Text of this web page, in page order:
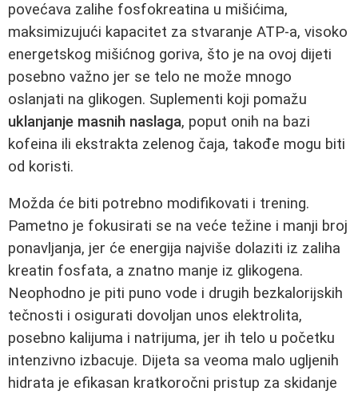
povećava zalihe fosfokreatina u mišićima,
maksimizujući kapacitet za stvaranje ATP-a, visoko
energetskog mišićnog goriva, što je na ovoj dijeti
posebno važno jer se telo ne može mnogo
oslanjati na glikogen. Suplementi koji pomažu
uklanjanje masnih naslaga, poput onih na bazi
kofeina ili ekstrakta zelenog čaja, takođe mogu biti
od koristi.
Možda će biti potrebno modifikovati i trening.
Pametno je fokusirati se na veće težine i manji broj
ponavljanja, jer će energija najviše dolaziti iz zaliha
kreatin fosfata, a znatno manje iz glikogena.
Neophodno je piti puno vode i drugih bezkalorijskih
tečnosti i osigurati dovoljan unos elektrolita,
posebno kalijuma i natrijuma, jer ih telo u početku
intenzivno izbacuje. Dijeta sa veoma malo ugljenih
hidrata je efikasan kratkoročni pristup za skidanje